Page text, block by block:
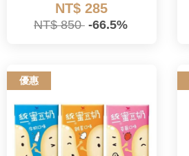
NT$ 285
NT$ 850 -66.5%
優惠